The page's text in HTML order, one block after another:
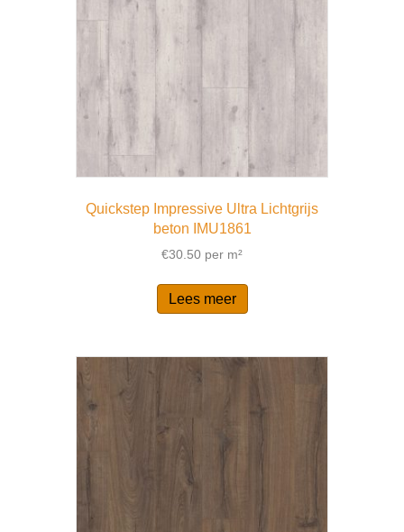
Quickstep Impressive Ultra Lichtgrijs
beton IMU1861
€30.50 per m²
Lees meer